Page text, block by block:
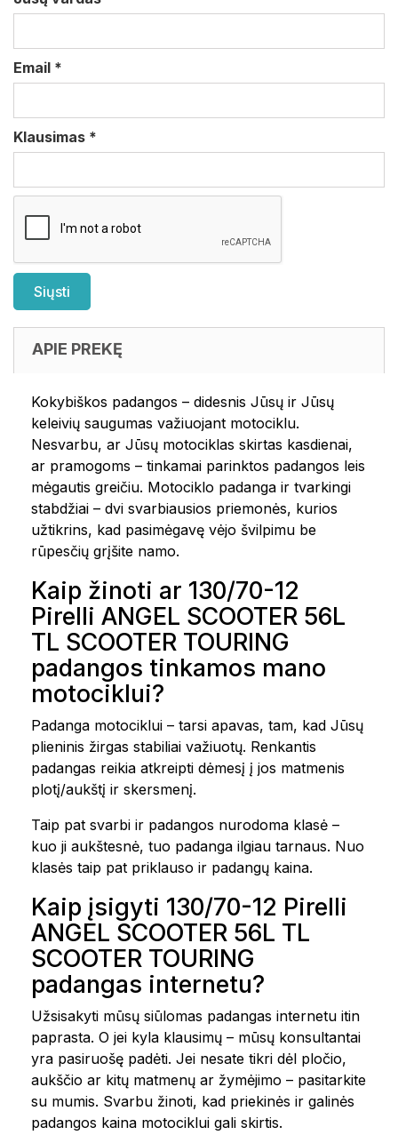
Email *
Klausimas *
APIE PREKĘ
Kokybiškos padangos – didesnis Jūsų ir Jūsų
keleivių saugumas važiuojant motociklu.
Nesvarbu, ar Jūsų motociklas skirtas kasdienai,
ar pramogoms – tinkamai parinktos padangos leis
mėgautis greičiu. Motociklo padanga ir tvarkingi
stabdžiai – dvi svarbiausios priemonės, kurios
užtikrins, kad pasimėgavę vėjo švilpimu be
rūpesčių grįšite namo.
Kaip žinoti ar 130/70-12
Pirelli ANGEL SCOOTER 56L
TL SCOOTER TOURING
padangos tinkamos mano
motociklui?
Padanga motociklui – tarsi apavas, tam, kad Jūsų
plieninis žirgas stabiliai važiuotų. Renkantis
padangas reikia atkreipti dėmesį į jos matmenis
plotį/aukštį ir skersmenį.
Taip pat svarbi ir padangos nurodoma klasė –
kuo ji aukštesnė, tuo padanga ilgiau tarnaus. Nuo
klasės taip pat priklauso ir padangų kaina.
Kaip įsigyti 130/70-12 Pirelli
ANGEL SCOOTER 56L TL
SCOOTER TOURING
padangas internetu?
Užsisakyti mūsų siūlomas padangas internetu itin
paprasta. O jei kyla klausimų – mūsų konsultantai
yra pasiruošę padėti. Jei nesate tikri dėl pločio,
aukščio ar kitų matmenų ar žymėjimo – pasitarkite
su mumis. Svarbu žinoti, kad priekinės ir galinės
padangos kaina motociklui gali skirtis.